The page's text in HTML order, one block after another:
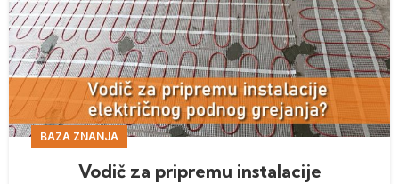
BAZA ZNANJA
Vodič za pripremu instalacije